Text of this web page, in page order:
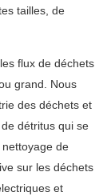
tailles, de
flux de déchets
grand. Nous
des déchets et
détritus qui se
de
sur les déchets
et